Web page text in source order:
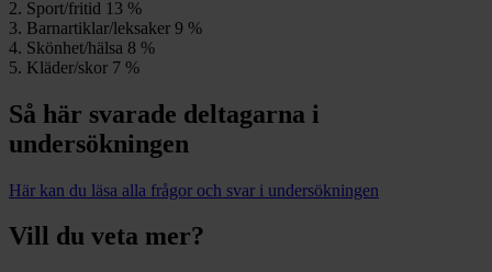
2. Sport/fritid 13 %
3. Barnartiklar/leksaker 9 %
4. Skönhet/hälsa 8 %
5. Kläder/skor 7 %
Så här svarade deltagarna i
undersökningen
Här kan du läsa alla frågor och svar i undersökningen
Vill du veta mer?